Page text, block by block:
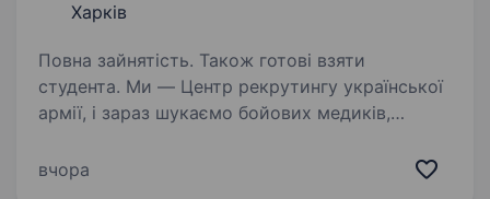
Харків
Повна зайнятість. Також готові взяти
студента. Ми — Центр рекрутингу української
армії, і зараз шукаємо бойових медиків,
у Збройних силах України в Харкові. ТАКОЖ,
вчора